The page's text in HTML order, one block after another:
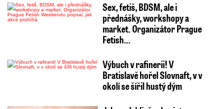
Sex, fetiš, BDSM, ale i
přednášky, workshopy a
market. Organizátor Prague
Fetish…
Výbuch v rafinerii! V
Bratislavě hořel Slovnaft, v v
okolí se šířil hustý dým